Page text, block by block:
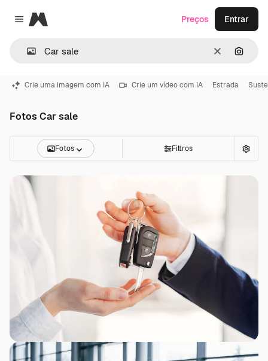
Close menu
Magnific
Limpar
Preços Entrar
Crie uma imagem com IA Crie um vídeo com IA Estrada
Fotos Car sale
Fotos Filtros